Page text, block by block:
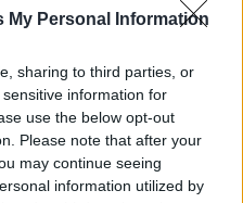
My Personal Information
sharing to third parties, or
information for
use the below opt-out
Please note that after your
may continue seeing
information utilized by
délben a BUX
ponton áll. A régiós
mozdultak,